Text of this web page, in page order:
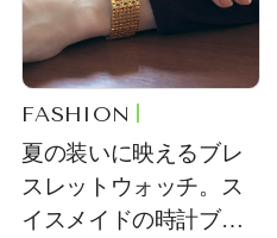
FASHION
夏の装いに映えるブレ
スレットウォッチ。ス
イスメイドの時計ブラ